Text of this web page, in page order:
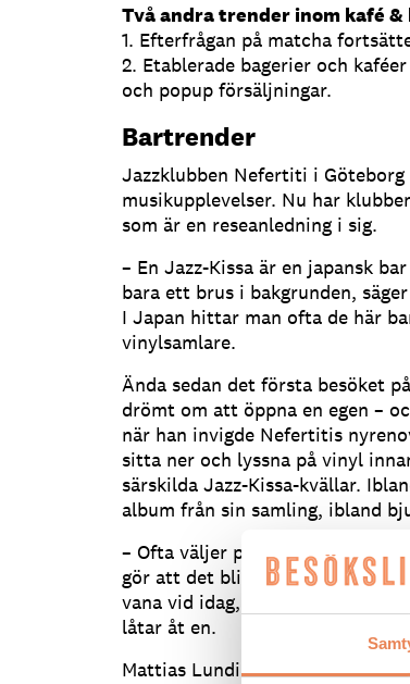
Två andra trender inom kafé &
1. Efterfrågan på matcha
2. Etablerade bagerier och
och popup försäljningar.
Bartrender
Jazzklubben Nefertiti i Göteborg
musikupplevelser. Nu har
som är en reseanledning i sig.
– En Jazz-Kissa är en japansk
bara ett brus i bakgrunden,
I Japan hittar man ofta de här
vinylsamlare.
Ända sedan det första besöket
drömt om att öppna en egen –
när han invigde Nefertitis
sitta ner och lyssna på vinyl
särskilda Jazz-Kissa-kvällar.
album från sin samling, ibland
– Ofta väljer personen ut sex
gör att det blir en annan typ av
vana vid idag, när det ofta är
låtar åt en.
Mattias Lundin tror att